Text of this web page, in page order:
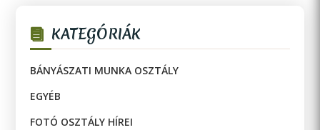
KATEGÓRIÁK
BÁNYÁSZATI MUNKA OSZTÁLY
EGYÉB
FOTÓ OSZTÁLY HÍREI